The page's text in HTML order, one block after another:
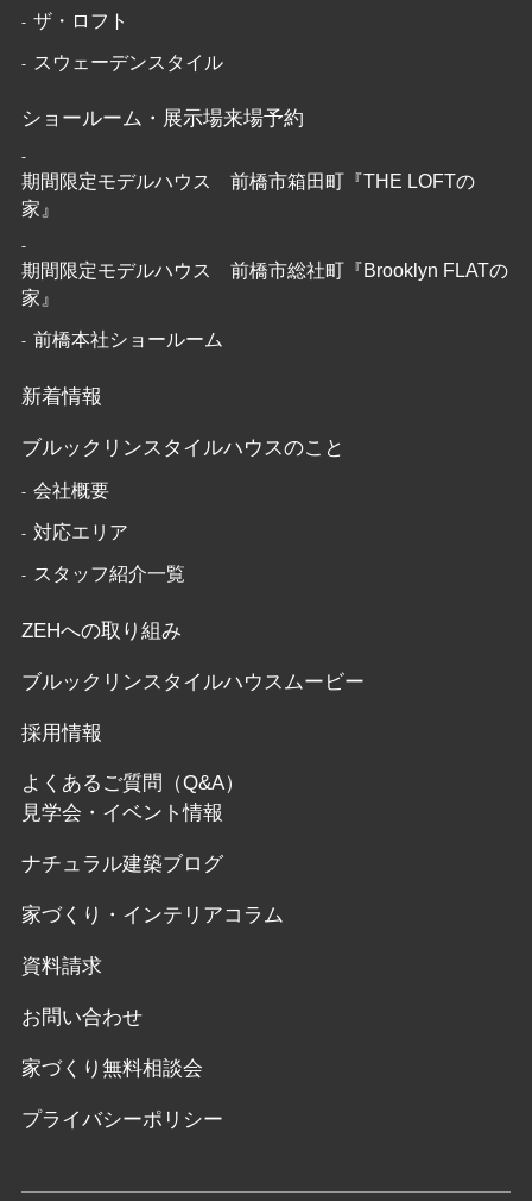
ザ・ロフト
スウェーデンスタイル
ショールーム・展示場来場予約
期間限定モデルハウス 前橋市箱田町『THE LOFTの
家』
期間限定モデルハウス 前橋市総社町『Brooklyn FLATの
家』
前橋本社ショールーム
新着情報
ブルックリンスタイルハウスのこと
会社概要
対応エリア
スタッフ紹介一覧
ZEHへの取り組み
ブルックリンスタイルハウスムービー
採用情報
よくあるご質問（Q&A）
見学会・イベント情報
ナチュラル建築ブログ
家づくり・インテリアコラム
資料請求
お問い合わせ
家づくり無料相談会
プライバシーポリシー